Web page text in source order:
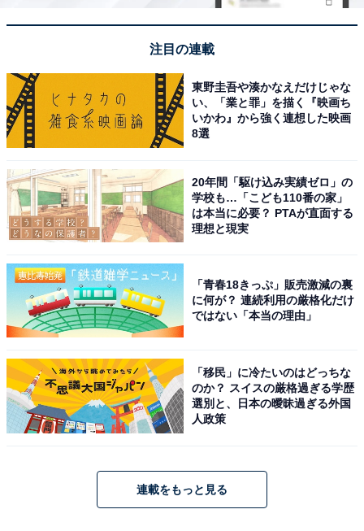
1位にランクインしたのは、田中将大さん＆里田まいさ
ん夫妻です。2人は2010年に交際を発表し、2012年3月
に結婚。1男1女の子宝にも恵まれています。
アイドルやおバカタレントとして芸能界で活躍していた
里田さんですが、田中さんと結婚してからは芸能活動を
セーブし、アメリカでプレイする田中さんのサポートに
徹していました。
田中さんは結婚後に勝率がアップし、里田さんの内助の
女神と里田さんへの称賛の声が相次ぎました。
回答コメントでは「夫婦ともに性格が良さそうで、幸せ
ために精一杯やっているのが好印象。夫もそれをちゃん
と感謝しているので、素敵な夫婦と感じる」（60代女
性）、「里田さんがそこまで表に出しゃばらない感じが
※回答コメントは原文ママです
注目の連載
東野圭吾や湊かなえだけじゃな
い、「業と罪」を描く『映画ち
いかわ』から強く連想した映画
8選
20年間「駆け込み実績ゼロ」の
学校も…「こども110番の家」
は本当に必要？ PTAが直面する
理想と現実
「青春18きっぷ」販売激減の裏
に何が？ 連続利用の厳格化だけ
ではない「本当の理由」
「移民」に冷たいのはどっちな
のか？ スイスの厳格過ぎる学歴
選別と、日本の曖昧過ぎる外国
人政策
連載をもっと見る